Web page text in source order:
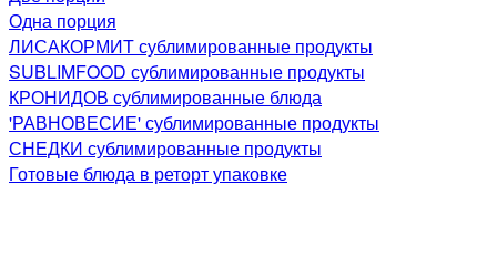
Одна порция
ЛИСАКОРМИТ сублимированные продукты
SUBLIMFOOD сублимированные продукты
КРОНИДОВ сублимированные блюда
'РАВНОВЕСИЕ' сублимированные продукты
СНЕДКИ сублимированные продукты
Готовые блюда в реторт упаковке